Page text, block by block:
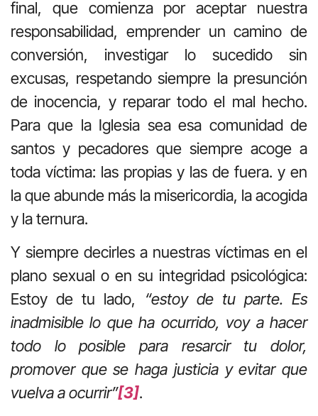
final, que comienza por aceptar nuestra
responsabilidad, emprender un camino de
conversión, investigar lo sucedido sin
excusas, respetando siempre la presunción
de inocencia, y reparar todo el mal hecho.
Para que la Iglesia sea esa comunidad de
santos y pecadores que siempre acoge a
toda víctima: las propias y las de fuera. y en
la que abunde más la misericordia, la acogida
y la ternura.
Y siempre decirles a nuestras víctimas en el
plano sexual o en su integridad psicológica:
Estoy de tu lado, “estoy de tu parte. Es
inadmisible lo que ha ocurrido, voy a hacer
todo lo posible para resarcir tu dolor,
promover que se haga justicia y evitar que
vuelva a ocurrir”[3].